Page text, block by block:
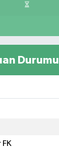
Durumu